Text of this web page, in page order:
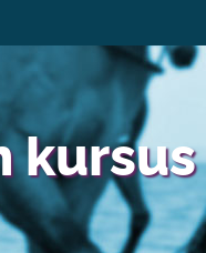
kursus